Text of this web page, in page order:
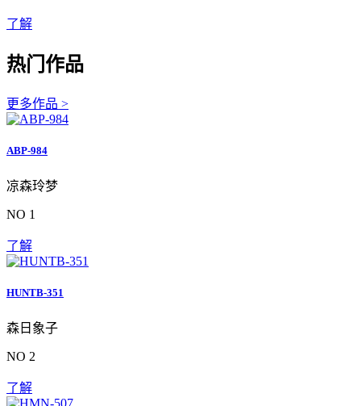
了解
热门作品
更多作品 >
ABP-984
凉森玲梦
NO 1
了解
HUNTB-351
森日象子
NO 2
了解